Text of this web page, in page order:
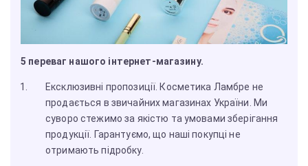
5 переваг нашого інтернет-магазину.
Ексклюзивні пропозиції. Косметика Ламбре не
продається в звичайних магазинах України. Ми
суворо стежимо за якістю та умовами зберігання
продукції. Гарантуємо, що наші покупці не
отримають підробку.